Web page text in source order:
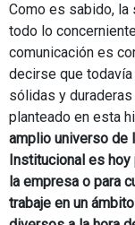
Como es sabido, la
todo lo
comunicación es
decirse que
sólidas y
planteado en esta
amplio universo de
Institucional es
la empresa o para
trabaje en un